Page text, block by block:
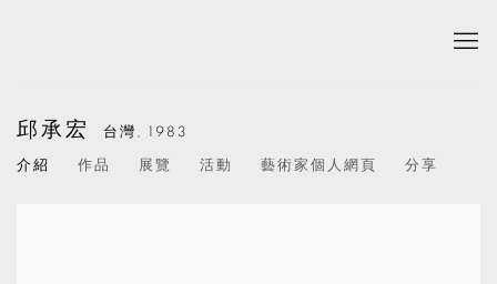
邱承宏 台灣, 1983
介紹 作品 展覽 活動 藝術家個人網頁 分享